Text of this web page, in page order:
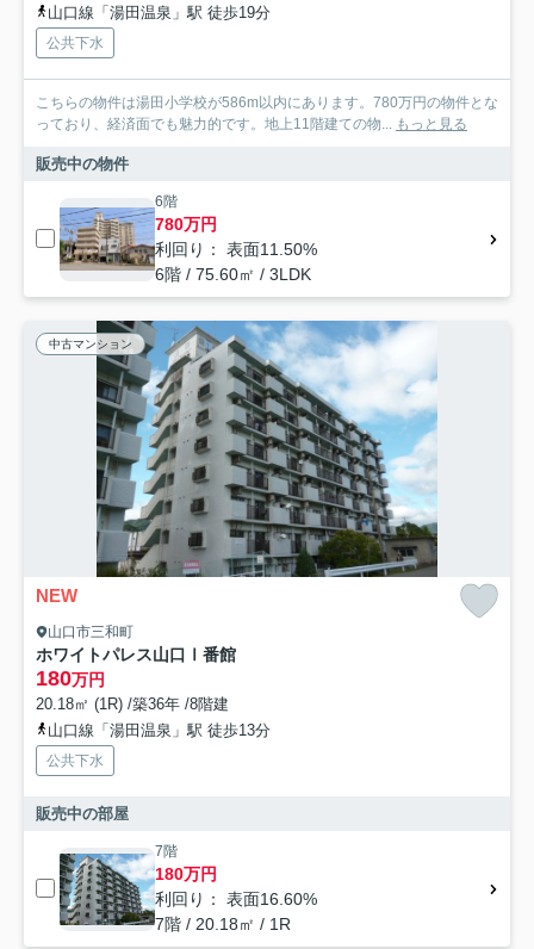
山口線「湯田温泉」駅 徒歩19分
公共下水
こちらの物件は湯田小学校が586m以内にあります。780万円の物件とな
っており、経済面でも魅力的です。地上11階建ての物... もっと見る
販売中の物件
6階
780万円
利回り： 表面11.50%
6階 / 75.60㎡ / 3LDK
中古マンション
NEW
山口市三和町
ホワイトパレス山口Ⅰ番館
180万円
20.18㎡ (1R) /築36年 /8階建
山口線「湯田温泉」駅 徒歩13分
公共下水
販売中の部屋
7階
180万円
利回り： 表面16.60%
7階 / 20.18㎡ / 1R